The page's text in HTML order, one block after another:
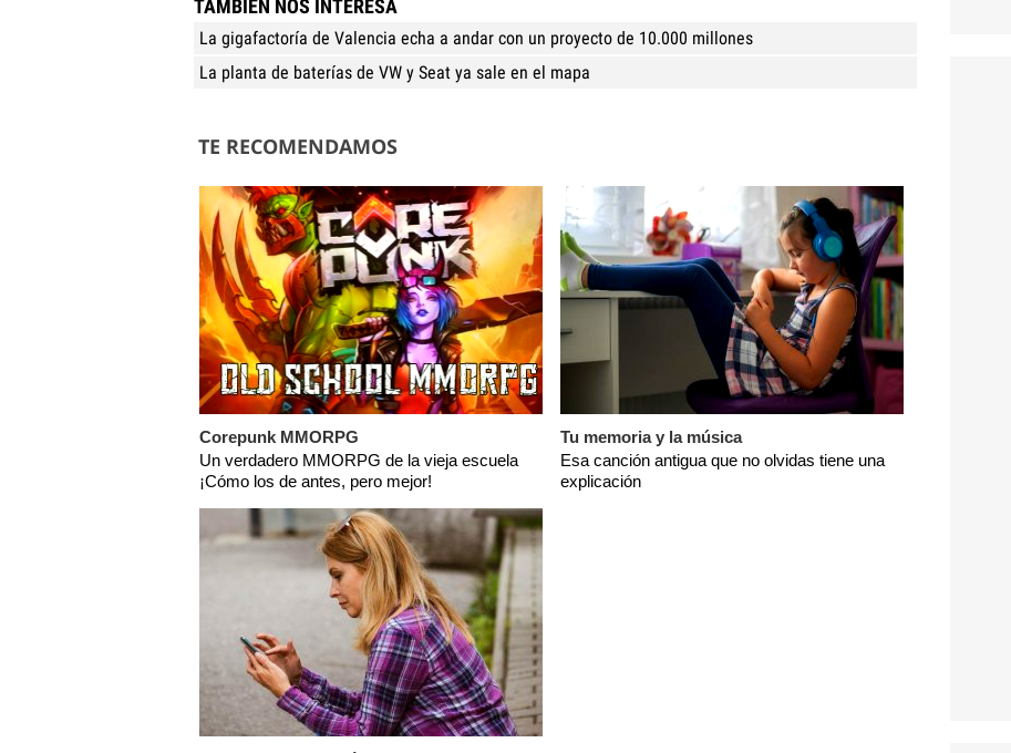
TAMBIÉN NOS INTERESA
La gigafactoría de Valencia echa a andar con un proyecto de 10.000 millones
La planta de baterías de VW y Seat ya sale en el mapa
TE RECOMENDAMOS
Corepunk MMORPG
Un verdadero MMORPG de la vieja escuela
¡Cómo los de antes, pero mejor!
Tu memoria y la música
Esa canción antigua que no olvidas tiene una
explicación